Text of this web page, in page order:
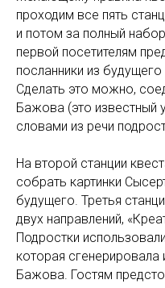
проходим все пять
и потом за полный
первой посетителям
посланники из
Сделать это можно,
Бажова (это известный
словами из речи
На второй станции
собрать картинки
будущего. Третья
двух направлений,
Подростки
которая
Бажова. Гостям